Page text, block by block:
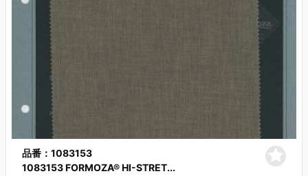
品番：1083153
1083153 FORMOZA® HI-STRET...